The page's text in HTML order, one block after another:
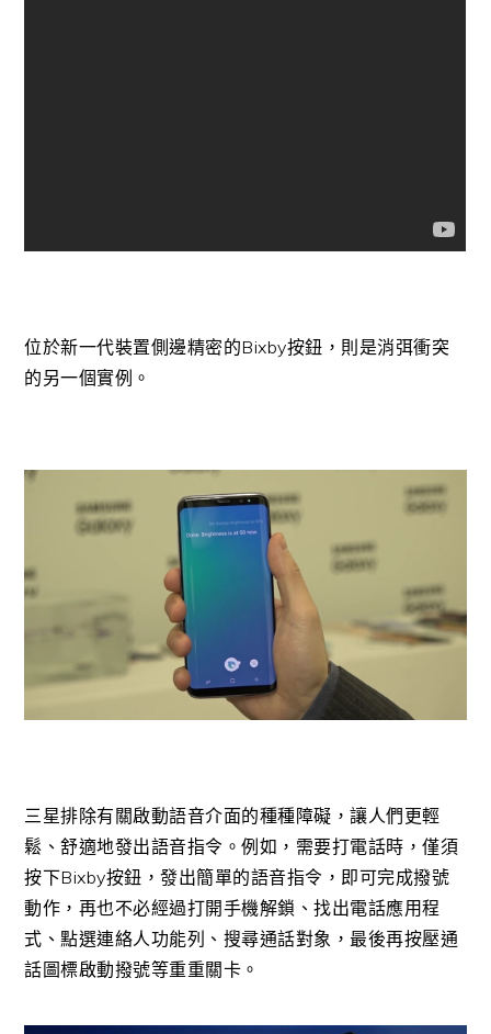
位於新一代裝置側邊精密的Bixby按鈕，則是消弭衝突
的另一個實例。
三星排除有關啟動語音介面的種種障礙，讓人們更輕
鬆、舒適地發出語音指令。例如，需要打電話時，僅須
按下Bixby按鈕，發出簡單的語音指令，即可完成撥號
動作，再也不必經過打開手機解鎖、找出電話應用程
式、點選連絡人功能列、搜尋通話對象，最後再按壓通
話圖標啟動撥號等重重關卡。